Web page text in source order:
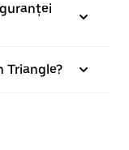
Triangle?